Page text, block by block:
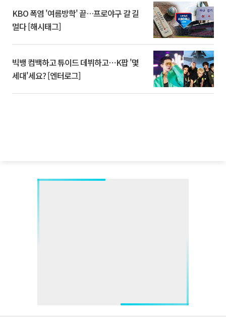
KBO 폭염 '여름방학' 끝…프로야구 갈 길
멀다 [해시태그]
빅뱅 컴백하고 튜이드 데뷔하고⋯K팝 '몇
세대'세요? [엔터로그]